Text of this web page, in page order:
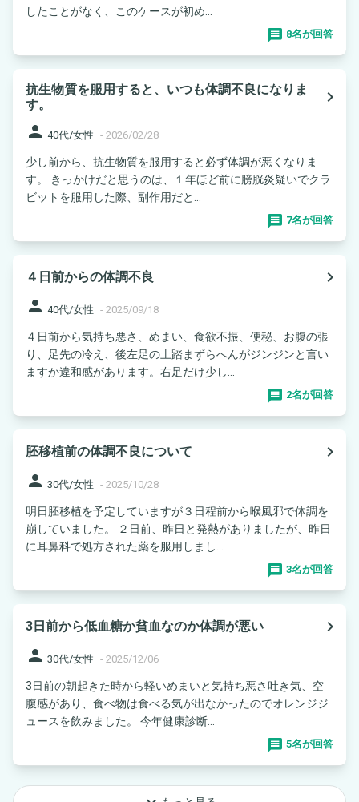
したことがなく、このケースが初め...
8名が回答
抗生物質を服用すると、いつも体調不良になりま
す。
navigate_next
person 40代/女性 - 2026/02/28
少し前から、抗生物質を服用すると必ず体調が悪くなりま
す。 きっかけだと思うのは、１年ほど前に膀胱炎疑いでクラ
ビットを服用した際、副作用だと...
7名が回答
４日前からの体調不良
navigate_next
person 40代/女性 - 2025/09/18
４日前から気持ち悪さ、めまい、食欲不振、便秘、お腹の張
り、足先の冷え、後左足の土踏まずらへんがジンジンと言い
ますか違和感があります。右足だけ少し...
2名が回答
胚移植前の体調不良について
navigate_next
person 30代/女性 - 2025/10/28
明日胚移植を予定していますが３日程前から喉風邪で体調を
崩していました。 ２日前、昨日と発熱がありましたが、昨日
に耳鼻科で処方された薬を服用しまし...
3名が回答
3日前から低血糖か貧血なのか体調が悪い
navigate_next
person 30代/女性 - 2025/12/06
3日前の朝起きた時から軽いめまいと気持ち悪さ吐き気、空
腹感があり、食べ物は食べる気が出なかったのでオレンジジ
ュースを飲みました。 今年健康診断...
5名が回答